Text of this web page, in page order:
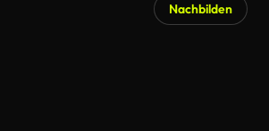
Nachbilden